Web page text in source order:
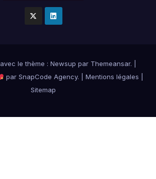
avec le thème : Newsup par Themeansar.
par SnapCode Agency. Mentions légales
Sitemap